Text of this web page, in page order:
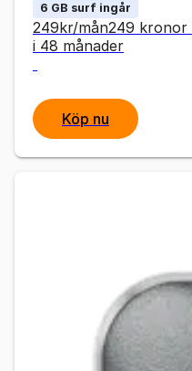
6 GB surf ingår
249kr/mån249 kronor
i 48 månader
Köp nu